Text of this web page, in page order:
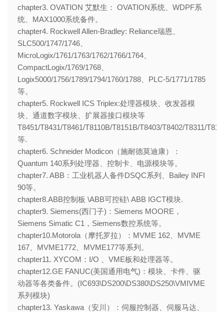
chapter3. OVATION 艾默生： OVATION系统、WDPF系
统、MAX1000系统备件。
chapter4. Rockwell Allen-Bradley: Reliance瑞恩、
SLC500/1747/1746、
MicroLogix/1761/1763/1762/1766/1764、
CompactLogix/1769/1768、
Logix5000/1756/1789/1794/1760/1788、PLC-5/1771/1785
等。
chapter5. Rockwell ICS Triplex:处理器模块、收发器模
块、通道数字模块、扩展器接口模块等
T8451/T8431/T8461/T8110B/T8151B/T8403/T8402/T8311/
等.
chapter6. Schneider Modicon（施耐德莫迪康）：
Quantum 140系列处理器、控制卡、电源模块等。
chapter7. ABB：工业机器人备件DSQC系列、Bailey INFI
90等。
chapter8.ABB控制板 \ABB可控硅\ ABB IGCT模块.
chapter9. Siemens(西门子)：Siemens MOORE，
Siemens Simatic C1，Siemens数控系统等。
chapter10.Motorola（摩托罗拉）：MVME 162、MVME
167、MVME1772、MVME177等系列。
chapter11. XYCOM：I/O 、VME板和处理器等。
chapter12.GE FANUC(美国通用电气)：模块、卡件、驱
动器等各类备件。(IC693\DS200\DS380\DS250\VMIVME
系列模块)
chapter13. Yaskawa（安川）：伺服控制器、伺服马达、